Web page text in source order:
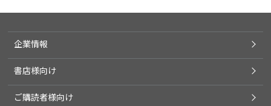
企業情報
書店様向け
ご購読者様向け